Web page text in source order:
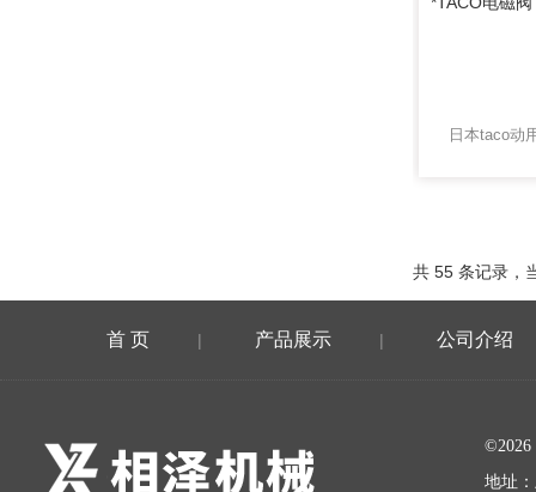
共 55 条记录
首 页 | 产品展示 | 公司介绍
地址